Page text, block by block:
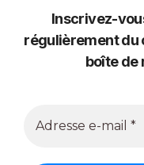
Inscrivez-
régulièrement du
boîte de